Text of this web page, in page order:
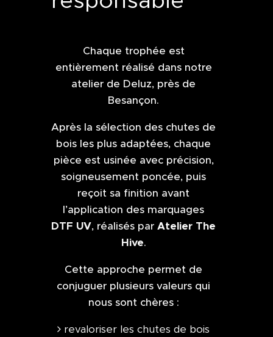
Chaque trophée est
entièrement réalisé dans notre
atelier de Deluz, près de
Besançon.
Après la sélection des chutes de
bois les plus adaptées, chaque
pièce est usinée avec précision,
soigneusement poncée, puis
reçoit sa finition avant
l’application des marquages
DTF UV, réalisés par Atelier The
Hive.
Cette approche permet de
conjuguer plusieurs valeurs qui
nous sont chères :
revaloriser les chutes de bois